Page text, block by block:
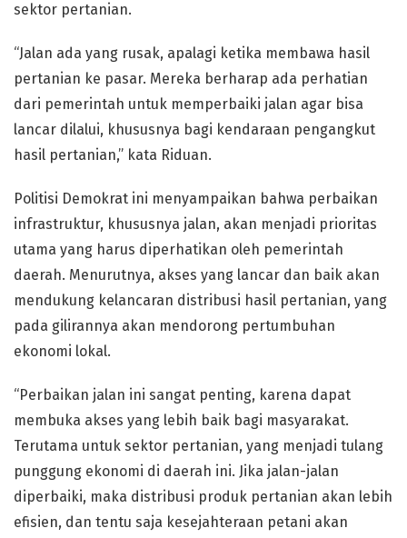
sektor pertanian.
“Jalan ada yang rusak, apalagi ketika membawa hasil
pertanian ke pasar. Mereka berharap ada perhatian
dari pemerintah untuk memperbaiki jalan agar bisa
lancar dilalui, khususnya bagi kendaraan pengangkut
hasil pertanian,” kata Riduan.
Politisi Demokrat ini menyampaikan bahwa perbaikan
infrastruktur, khususnya jalan, akan menjadi prioritas
utama yang harus diperhatikan oleh pemerintah
daerah. Menurutnya, akses yang lancar dan baik akan
mendukung kelancaran distribusi hasil pertanian, yang
pada gilirannya akan mendorong pertumbuhan
ekonomi lokal.
“Perbaikan jalan ini sangat penting, karena dapat
membuka akses yang lebih baik bagi masyarakat.
Terutama untuk sektor pertanian, yang menjadi tulang
punggung ekonomi di daerah ini. Jika jalan-jalan
diperbaiki, maka distribusi produk pertanian akan lebih
efisien, dan tentu saja kesejahteraan petani akan